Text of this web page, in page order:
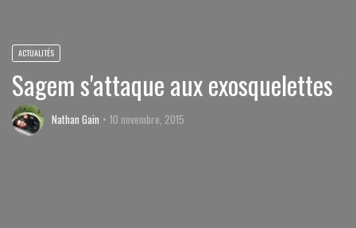
ACTUALITÉS
Sagem s'attaque aux exosquelettes
Nathan Gain 10 novembre, 2015